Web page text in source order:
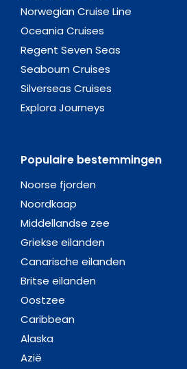
Norwegian Cruise Line
Oceania Cruises
Regent Seven Seas
Seabourn Cruises
Silverseas Cruises
Explora Journeys
Populaire bestemmingen
Noorse fjorden
Noordkaap
Middellandse zee
Griekse eilanden
Canarische eilanden
Britse eilanden
Oostzee
Caribbean
Alaska
Azië